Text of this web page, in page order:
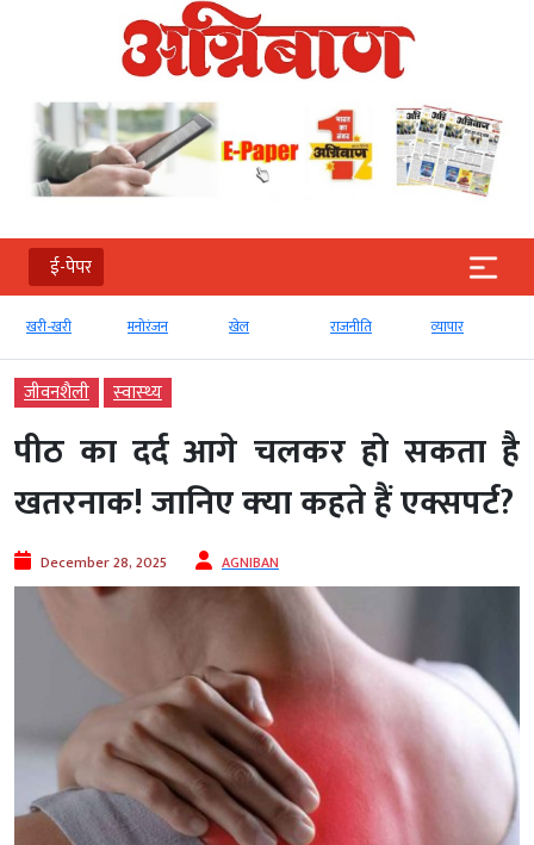
ई-पेपर
खरी-खरी मनोरंजन खेल राजनीति व्‍यापार
जीवनशैली स्‍वास्‍थ्‍य
पीठ का दर्द आगे चलकर हो सकता है
खतरनाक! जानिए क्‍या कहते हैं एक्सपर्ट?
December 28, 2025 AGNIBAN